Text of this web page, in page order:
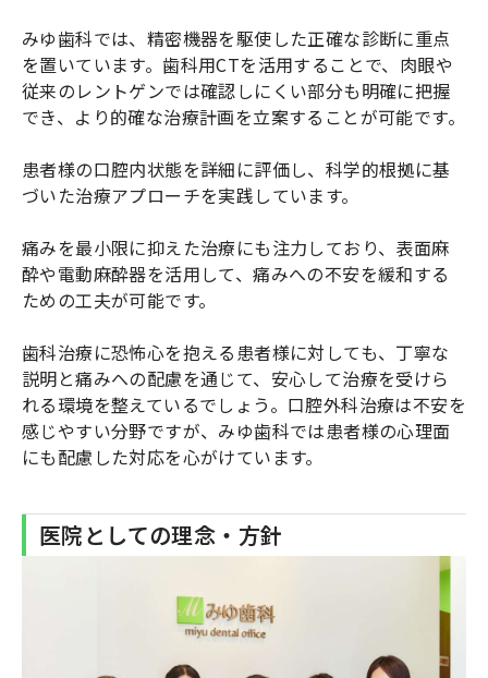
みゆ歯科では、精密機器を駆使した正確な診断に重点
を置いています。歯科用CTを活用することで、肉眼や
従来のレントゲンでは確認しにくい部分も明確に把握
でき、より的確な治療計画を立案することが可能です。
患者様の口腔内状態を詳細に評価し、科学的根拠に基
づいた治療アプローチを実践しています。
痛みを最小限に抑えた治療にも注力しており、表面麻
酔や電動麻酔器を活用して、痛みへの不安を緩和する
ための工夫が可能です。
歯科治療に恐怖心を抱える患者様に対しても、丁寧な
説明と痛みへの配慮を通じて、安心して治療を受けら
れる環境を整えているでしょう。口腔外科治療は不安を
感じやすい分野ですが、みゆ歯科では患者様の心理面
にも配慮した対応を心がけています。
医院としての理念・方針